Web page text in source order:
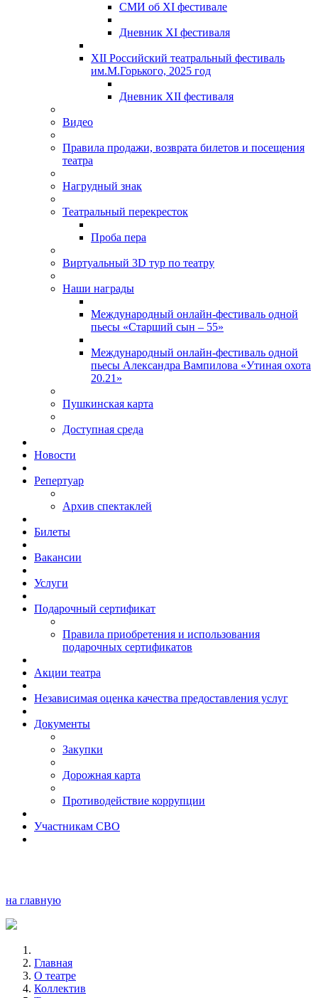
СМИ об XI фестивале
Дневник XI фестиваля
XII Российский театральный фестиваль
им.М.Горького, 2025 год
Дневник XII фестиваля
Видео
Правила продажи, возврата билетов и посещения
театра
Нагрудный знак
Театральный перекресток
Проба пера
Виртуальный 3D тур по театру
Наши награды
Международный онлайн-фестиваль одной
пьесы «Старший сын – 55»
Международный онлайн-фестиваль одной
пьесы Александра Вампилова «Утиная охота
20.21»
Пушкинская карта
Доступная среда
Новости
Репертуар
Архив спектаклей
Билеты
Вакансии
Услуги
Подарочный сертификат
Правила приобретения и использования
подарочных сертификатов
Акции театра
Независимая оценка качества предоставления услуг
Документы
Закупки
Дорожная карта
Противодействие коррупции
Участникам СВО
на главную
Главная
О театре
Коллектив